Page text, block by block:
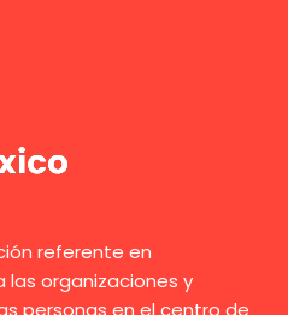
referente en
las organizaciones y
personas en el centro de